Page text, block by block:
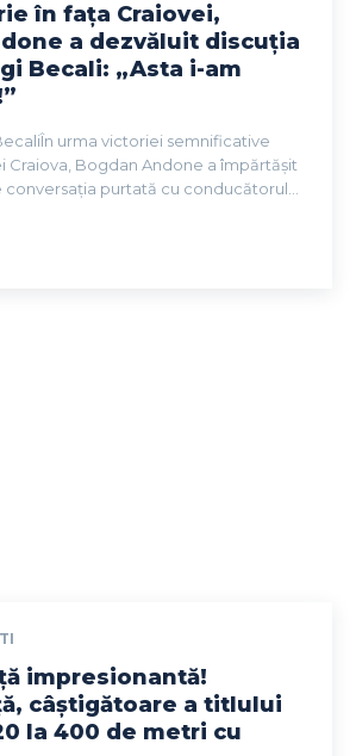
în fața Craiovei,
a dezvăluit discuția
Becali: „Asta i-am
urma victoriei semnificative
Craiova, Bogdan Andone a împărtășit
purtată cu conducătorul...
impresionantă!
câștigătoare a titlului
la 400 de metri cu